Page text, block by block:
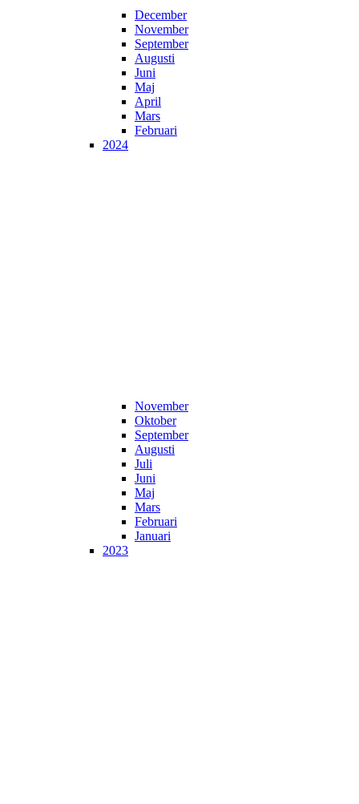
December
November
September
Augusti
Juni
Maj
April
Mars
Februari
2024
November
Oktober
September
Augusti
Juli
Juni
Maj
Mars
Februari
Januari
2023